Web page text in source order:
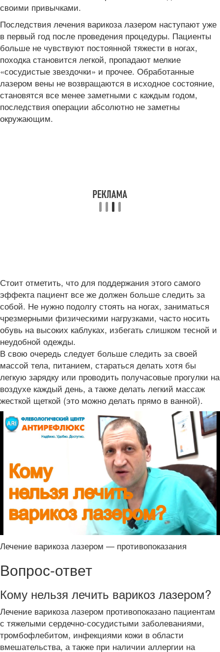
своими привычками.
Последствия лечения варикоза лазером наступают уже
в первый год после проведения процедуры. Пациенты
больше не чувствуют постоянной тяжести в ногах,
походка становится легкой, пропадают мелкие
«сосудистые звездочки» и прочее. Обработанные
лазером вены не возвращаются в исходное состояние,
становятся все менее заметными с каждым годом,
последствия операции абсолютно не заметны
окружающим.
Стоит отметить, что для поддержания этого самого
эффекта пациент все же должен больше следить за
собой. Не нужно подолгу стоять на ногах, заниматься
чрезмерными физическими нагрузками, часто носить
обувь на высоких каблуках, избегать слишком тесной и
неудобной одежды.
В свою очередь следует больше следить за своей
массой тела, питанием, стараться делать хотя бы
легкую зарядку или проводить получасовые прогулки на
воздухе каждый день, а также делать легкий массаж
жесткой щеткой (это можно делать прямо в ванной).
Лечение варикоза лазером — противопоказания
Вопрос-ответ
Кому нельзя лечить варикоз лазером?
Лечение варикоза лазером противопоказано пациентам
с тяжелыми сердечно-сосудистыми заболеваниями,
тромбофлебитом, инфекциями кожи в области
вмешательства, а также при наличии аллергии на